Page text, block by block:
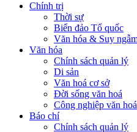
Chính trị
Thời sự
Biển đảo Tổ quốc
Văn hóa & Suy
Văn hóa
Chính sách quản lý
Di sản
Văn hoá cơ sở
Đời sống văn hoá
Công nghiệp văn hoá
Báo chí
Chính sách quản lý